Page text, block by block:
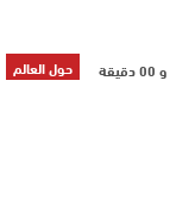
حول العالم